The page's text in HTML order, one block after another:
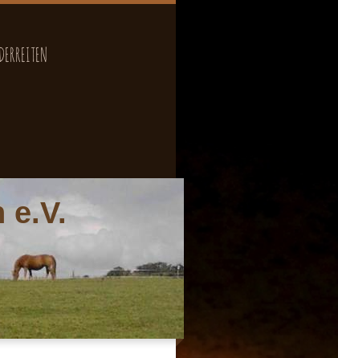
e.V.